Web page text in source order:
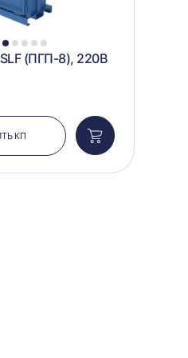
1 2 3 4 5
(ПГП-8), 220В
КП
Добавить
в
корзину